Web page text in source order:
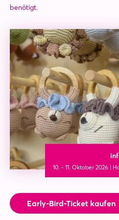
benötigt.
10. - 11. Oktober 2026 |
Early-Bird-Ticket kaufen